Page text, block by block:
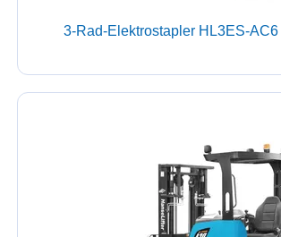
3-Rad-Elektrostapler HL3ES-AC6